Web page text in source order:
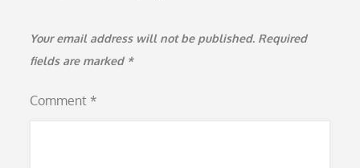
Your email address will not be published. Required
fields are marked *
Comment *